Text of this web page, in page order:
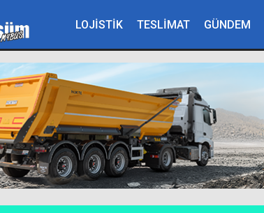
LOJİSTİK TESLİMAT GÜNDEM